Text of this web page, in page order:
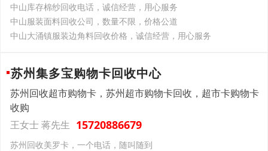
中山库存棉纱回收电话，诚信经营，用心服务
中山服装面料回收公司，数量不限，价格公道
中山大涌镇服装边角料回收价格，诚信经营，用心服务
苏州集多宝购物卡回收中心
苏州回收超市购物卡，苏州超市购物卡回收，超市卡购物卡
收购
王女士 蒋先生 15720886679
苏州回收美罗卡，一个电话，随叫随到